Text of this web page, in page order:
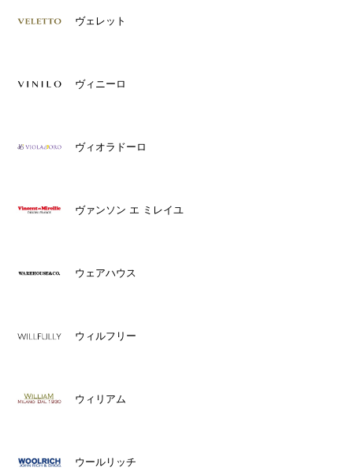
ヴェレット
ヴィニーロ
ヴィオラドーロ
ヴァンソン エ ミレイユ
ウェアハウス
ウィルフリー
ウィリアム
ウールリッチ